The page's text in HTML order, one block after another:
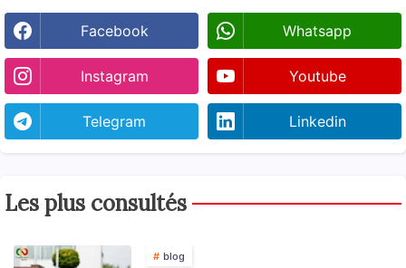
Facebook Whatsapp
Instagram Youtube
Telegram Linkedin
Les plus consultés
blog